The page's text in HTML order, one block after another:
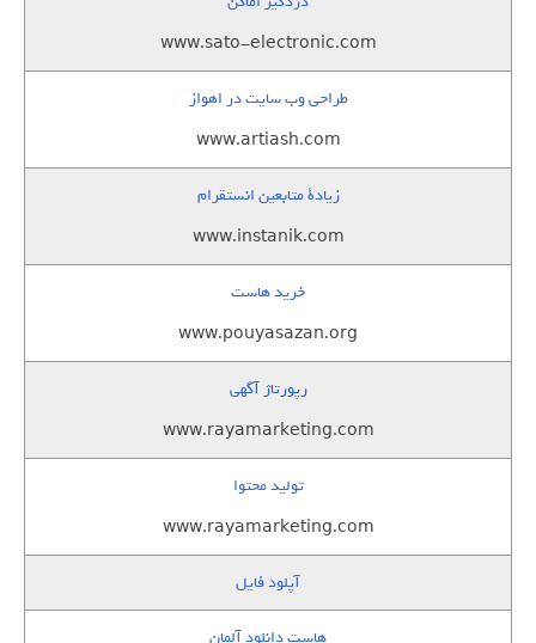
www.sato-electronic.com
طراحی وب سایت در اهواز
www.artiash.com
زيادة متابعين انستقرام
www.instanik.com
خرید هاست
www.pouyasazan.org
رپورتاژ آگهی
www.rayamarketing.com
تولید محتوا
www.rayamarketing.com
آپلود فایل
هاست دانلود آلمان